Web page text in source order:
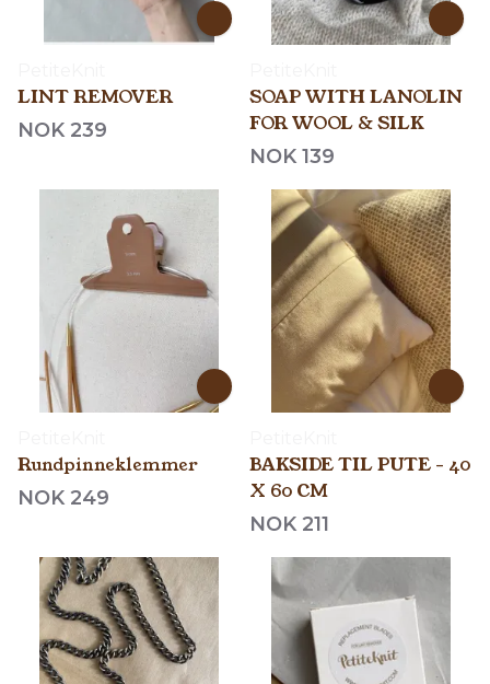
LINT REMOVER
NOK 239
SOAP WITH LANOLIN
FOR WOOL & SILK
NOK 139
Rundpinneklemmer
NOK 249
BAKSIDE TIL PUTE - 40
X 60 CM
NOK 211